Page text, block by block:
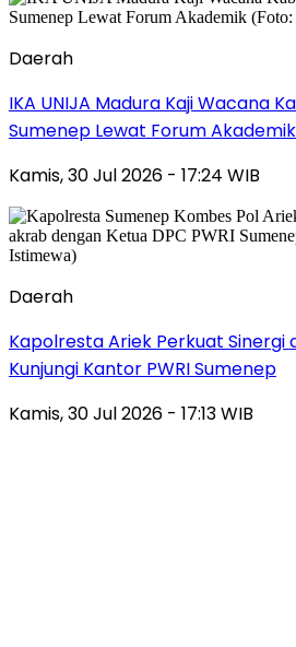
Daerah
IKA UNIJA Madura Kaji Wacana
Sumenep Lewat Forum Akademik
Kamis, 30 Jul 2026 - 17:24 WIB
Daerah
Kapolresta Ariek Perkuat Sinergi
Kunjungi Kantor PWRI Sumenep
Kamis, 30 Jul 2026 - 17:13 WIB